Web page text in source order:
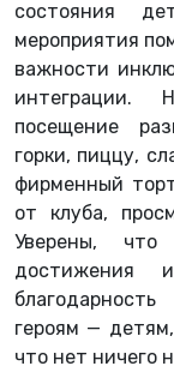
состояния
мероприятия
важности
интеграции.
посещение
горки, пиццу,
фирменный
от клуба,
Уверены,
достижения
героям —
что нет ничего